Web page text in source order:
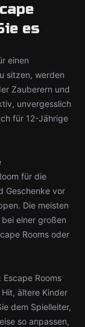
es
einen
sitzen, werden
Zauberern und
unvergesslich
für 12-Jährige
für die
Geschenke vor
Die meisten
einer großen
Rooms oder
Escape Rooms
ältere Kinder
dem Spielleiter,
so anpassen,